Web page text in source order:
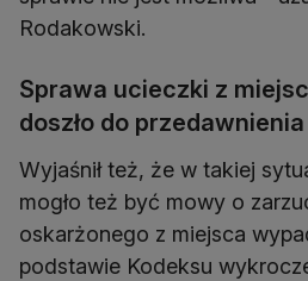
Rodakowski.
Sprawa ucieczki z
doszło do przedawnienia
Wyjaśnił też, że w takiej
mogło też być mowy o
oskarżonego z miejsca
podstawie Kodeksu